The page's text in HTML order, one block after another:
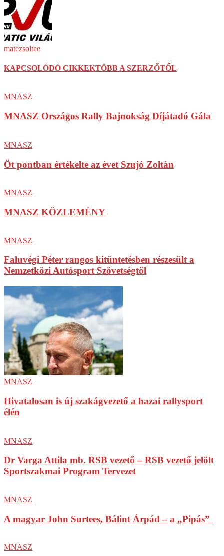
matezsoltee
KAPCSOLÓDÓ CIKKEKTÖBB A SZERZŐTŐL
MNASZ
MNASZ Országos Rally Bajnokság Díjátadó Gála
MNASZ
Öt pontban értékelte az évet Szujó Zoltán
MNASZ
MNASZ KÖZLEMÉNY
MNASZ
Faluvégi Péter rangos kitüntetésben részesült a
Nemzetközi Autósport Szövetségtől
MNASZ
Hivatalosan is új szakágvezető a hazai rallysport
élén
MNASZ
Dr Varga Attila mb. RSB vezető – RSB vezető jelölt
Sportszakmai Program Tervezet
MNASZ
A magyar John Surtees, Bálint Árpád – a „Pipás”
MNASZ